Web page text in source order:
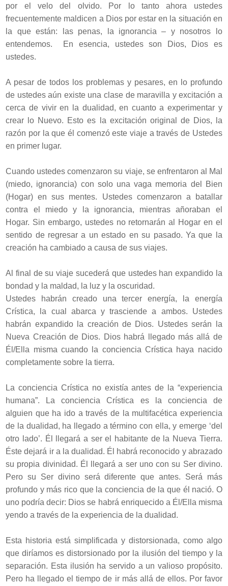
por el velo del olvido. Por lo tanto ahora ustedes
frecuentemente maldicen a Dios por estar en la situación en
la que están: las penas, la ignorancia – y nosotros lo
entendemos. En esencia, ustedes son Dios, Dios es
ustedes.
A pesar de todos los problemas y pesares, en lo profundo
de ustedes aún existe una clase de maravilla y excitación a
cerca de vivir en la dualidad, en cuanto a experimentar y
crear lo Nuevo. Esto es la excitación original de Dios, la
razón por la que él comenzó este viaje a través de Ustedes
en primer lugar.
Cuando ustedes comenzaron su viaje, se enfrentaron al Mal
(miedo, ignorancia) con solo una vaga memoria del Bien
(Hogar) en sus mentes. Ustedes comenzaron a batallar
contra el miedo y la ignorancia, mientras añoraban el
Hogar. Sin embargo, ustedes no retornarán al Hogar en el
sentido de regresar a un estado en su pasado. Ya que la
creación ha cambiado a causa de sus viajes.
Al final de su viaje sucederá que ustedes han expandido la
bondad y la maldad, la luz y la oscuridad.
Ustedes habrán creado una tercer energía, la energía
Crística, la cual abarca y trasciende a ambos. Ustedes
habrán expandido la creación de Dios. Ustedes serán la
Nueva Creación de Dios. Dios habrá llegado más allá de
Él/Ella misma cuando la conciencia Crística haya nacido
completamente sobre la tierra.
La conciencia Crística no existía antes de la “experiencia
humana”. La conciencia Crística es la conciencia de
alguien que ha ido a través de la multifacética experiencia
de la dualidad, ha llegado a término con ella, y emerge ‘del
otro lado’. Él llegará a ser el habitante de la Nueva Tierra.
Éste dejará ir a la dualidad. Él habrá reconocido y abrazado
su propia divinidad. Él llegará a ser uno con su Ser divino.
Pero su Ser divino será diferente que antes. Será más
profundo y más rico que la conciencia de la que él nació. O
uno podría decir: Dios se habrá enriquecido a Él/Ella misma
yendo a través de la experiencia de la dualidad.
Esta historia está simplificada y distorsionada, como algo
que diríamos es distorsionado por la ilusión del tiempo y la
separación. Esta ilusión ha servido a un valioso propósito.
Pero ha llegado el tiempo de ir más allá de ellos. Por favor